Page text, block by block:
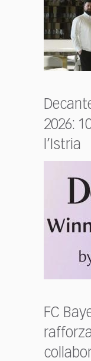
2026:
l’Istria
FC